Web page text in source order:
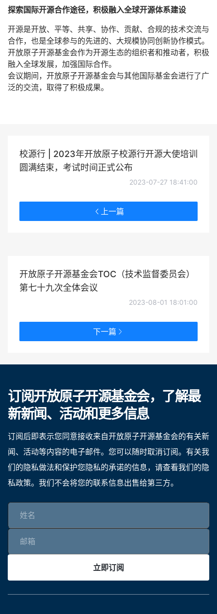
探索国际开源合作途径，积极融入全球开源体系建设
开源是开放、平等、共享、协作、贡献、合规的技术交流与
合作，也是全球参与的先进的、大规模协同创新协作模式。
开放原子开源基金会作为开源生态的组织者和推动者，积极
融入全球发展，加强国际合作。
会议期间，开放原子开源基金会与其他国际基金会进行了广
泛的交流，取得了积极成果。
校源行 | 2023年开放原子校源行开源大使培训
圆满结束，考试时间正式公布
2023-07-27 18:41:00
上一篇
开放原子开源基金会TOC（技术监督委员会）
第七十九次全体会议
2023-08-01 18:01:00
下一篇
订阅开放原子开源基金会，了解最
新新闻、活动和更多信息
订阅后即表示您同意接收来自开放原子开源基金会的有关新
闻、活动等内容的电子邮件。您可以随时取消订阅。有关我
们的隐私做法和保护您隐私的承诺的信息，请查看我们的隐
私政策。我们不会将您的联系信息出售给第三方。
立即订阅